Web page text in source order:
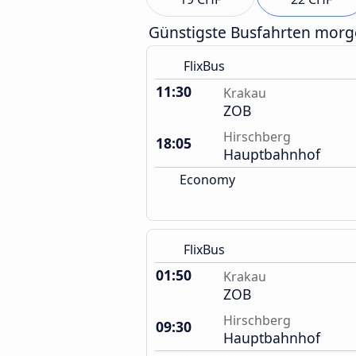
Günstigste Busfahrten
FlixBus
11:30 Krakau
ZOB
18:05
Hirschberg
Hauptbahnhof
Economy
FlixBus
01:50 Krakau
ZOB
09:30
Hirschberg
Hauptbahnhof